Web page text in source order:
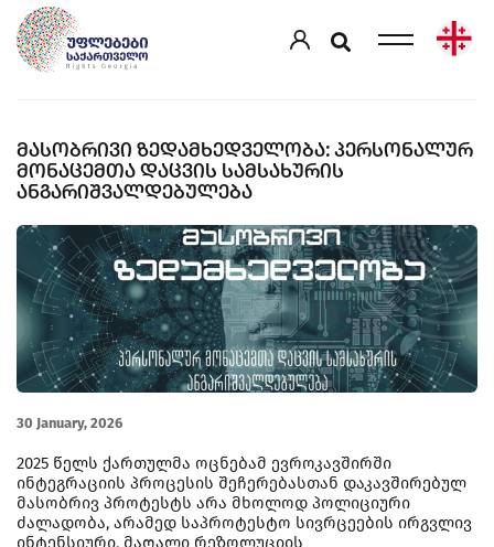
ᲛᲐᲡᲝᲑᲠᲘᲕᲘ ᲖᲔᲓᲐᲛᲮᲔᲓᲕᲔᲚᲝᲑᲐ: ᲞᲔᲠᲡᲝᲜᲐᲚᲣᲠ
ᲛᲝᲜᲐᲪᲔᲛᲗᲐ ᲓᲐᲪᲕᲘᲡ ᲡᲐᲛᲡᲐᲮᲣᲠᲘᲡ
ᲐᲜᲒᲐᲠᲘᲨᲕᲐᲚᲓᲔᲑᲣᲚᲔᲑᲐ
30 January, 2026
2025 წელს ქართულმა ოცნებამ ევროკავშირში
ინტეგრაციის პროცესის შეჩერებასთან დაკავშირებულ
მასობრივ პროტესტს არა მხოლოდ პოლიციური
ძალადობა, არამედ საპროტესტო სივრცეების ირგვლივ
ინტენსიური, მაღალი რეზოლუციის